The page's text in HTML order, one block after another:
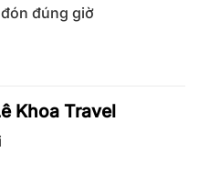
đúng giờ
Khoa Travel